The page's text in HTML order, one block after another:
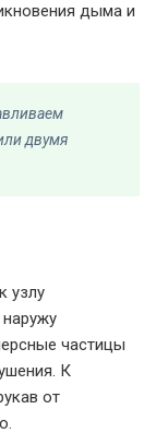
дыма и
двумя
узлу
частицы
К
от